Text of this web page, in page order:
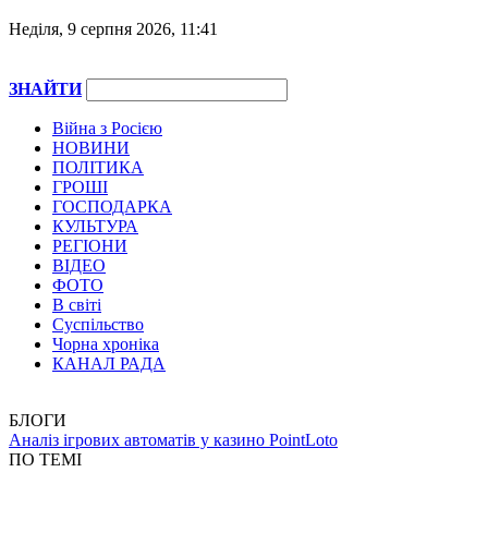
Неділя, 9 серпня 2026, 11:41
ЗНАЙТИ
Війна з Росією
НОВИНИ
ПОЛІТИКА
ГРОШІ
ГОСПОДАРКА
КУЛЬТУРА
РЕГІОНИ
ВІДЕО
ФОТО
В світі
Суспільство
Чорна хроніка
КАНАЛ РАДА
БЛОГИ
Аналіз ігрових автоматів у казино PointLoto
ПО ТЕМІ